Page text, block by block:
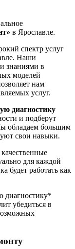
в Ярославле.
спектр услуг
Наши
знаниями в
моделей
нам
услуг.
диагностику
и подберут
обладаем большим
свои навыки.
для каждой
будет работать как
диагностику*
убедиться в